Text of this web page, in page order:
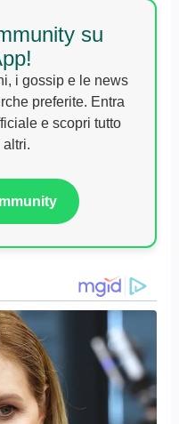
su
i gossip e le news
preferite. Entra
e scopri tutto
altri.